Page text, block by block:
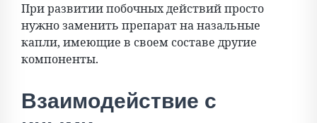
При развитии побочных действий просто
нужно заменить препарат на назальные
капли, имеющие в своем составе другие
компоненты.
Взаимодействие с